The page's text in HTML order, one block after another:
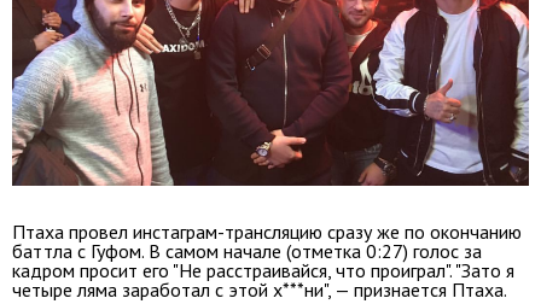
Птаха провел инстаграм-трансляцию сразу же по окончанию
баттла с Гуфом. В самом начале (отметка 0:27) голос за
кадром просит его "Не расстраивайся, что проиграл". "Зато я
четыре ляма заработал с этой х***ни", — признается Птаха.